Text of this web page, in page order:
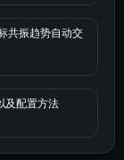
共振趋势自动交
及配置方法